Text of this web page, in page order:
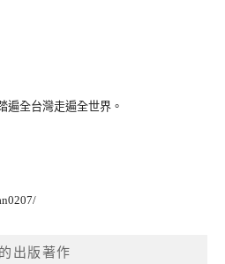
遍全台灣走遍全世界。
出版著作